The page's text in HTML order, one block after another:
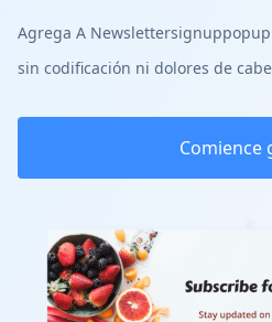
Agrega A
sin codificación ni dolores de
Comience